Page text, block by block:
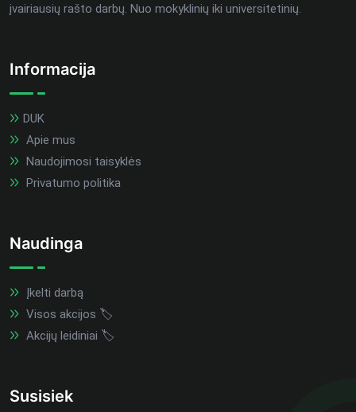
įvairiausių rašto darbų. Nuo mokyklinių iki universitetinių.
Informacija
DUK
Apie mus
Naudojimosi taisyklės
Privatumo politika
Naudinga
Įkelti darbą
Visos akcijos 🏷️
Akcijų leidiniai 🏷️
Susisiek